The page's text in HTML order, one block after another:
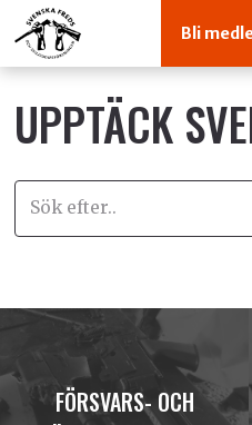
Bli
UPPTÄCK
FÖRSVARS- OCH